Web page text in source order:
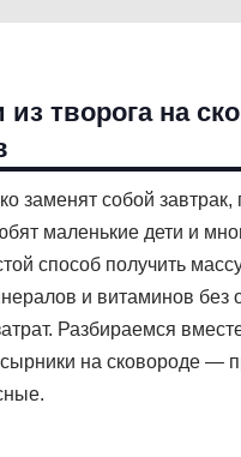
творога на
заменят собой
маленькие дети и
способ получить
и витаминов без
Разбираемся
сырники на сковороде —